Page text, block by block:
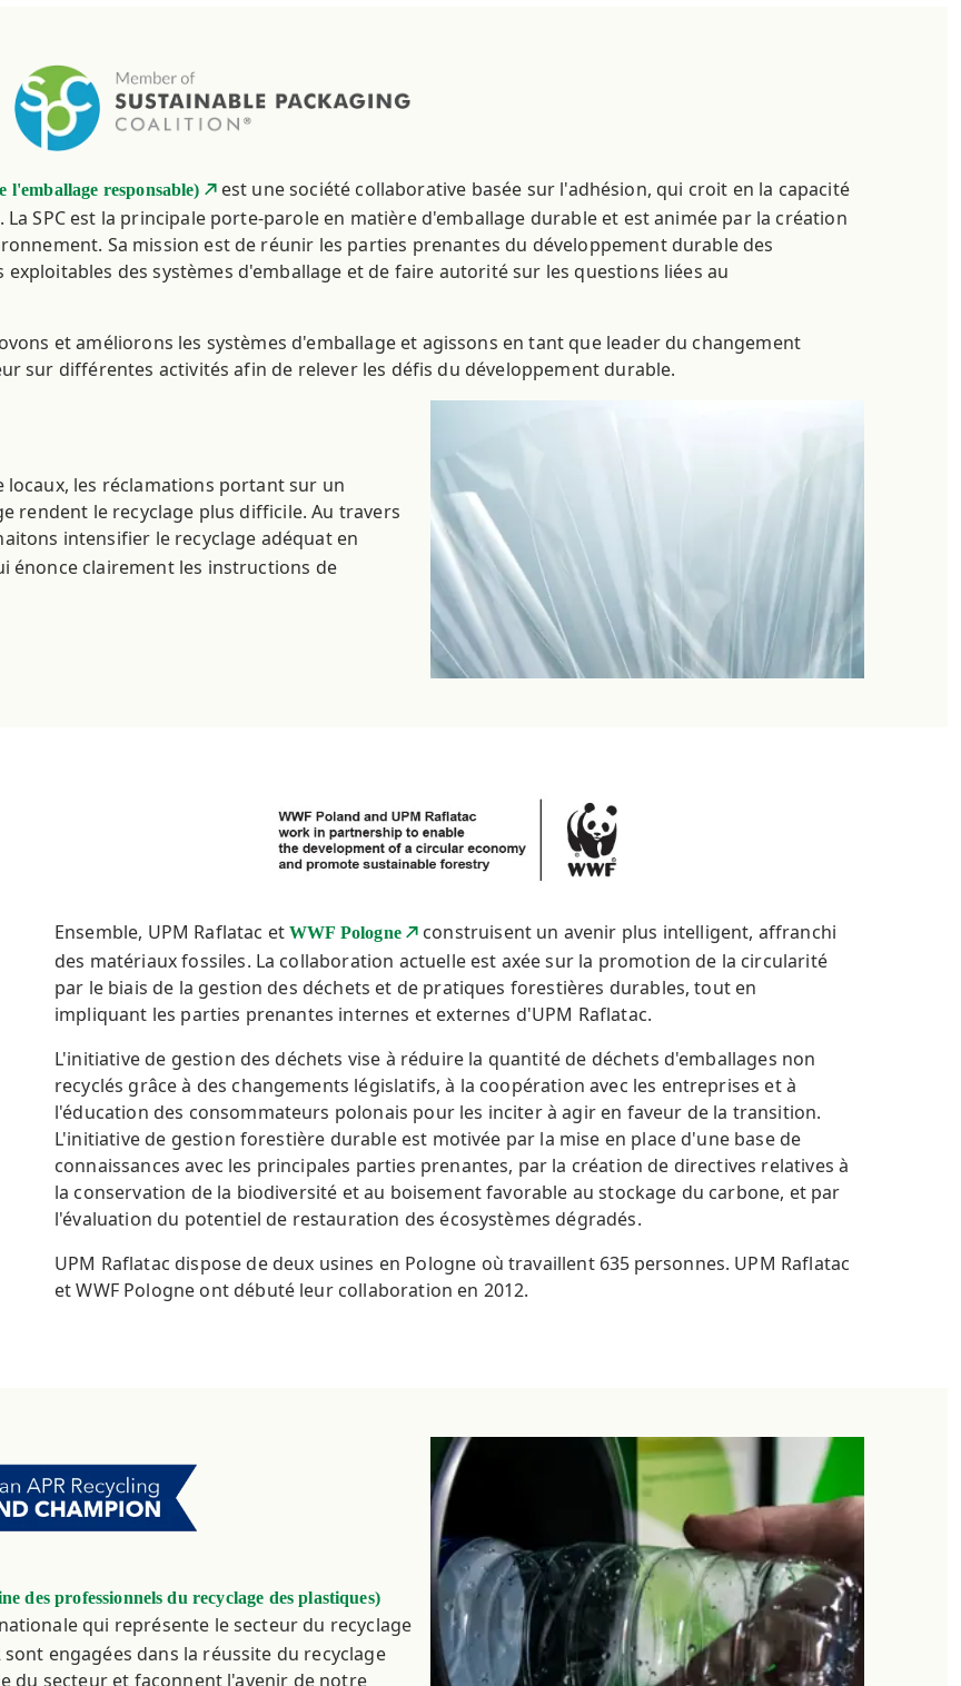
l'emballage responsable)
est une société collaborative basée sur l'adhésion, qui croit en la capacité
SPC est la principale porte-parole en matière d'emballage durable et est animée par la création
Sa mission est de réunir les parties prenantes du développement durable des
des systèmes d'emballage et de faire autorité sur les questions liées au
et améliorons les systèmes d'emballage et agissons en tant que leader du changement
sur différentes activités afin de relever les défis du développement durable.
les réclamations portant sur un
rendent le recyclage plus difficile. Au travers
intensifier le recyclage adéquat en
énonce clairement les instructions de
Ensemble, UPM Raflatac etWWF Pologne
construisent un avenir plus intelligent, affranchi
des matériaux fossiles. La collaboration actuelle est axée sur la promotion de la circularité
par le biais de la gestion des déchets et de pratiques forestières durables, tout en
impliquant les parties prenantes internes et externes d'UPM Raflatac.
L'initiative de gestion des déchets vise à réduire la quantité de déchets d'emballages non
recyclés grâce à des changements législatifs, à la coopération avec les entreprises et à
l'éducation des consommateurs polonais pour les inciter à agir en faveur de la transition.
L'initiative de gestion forestière durable est motivée par la mise en place d'une base de
connaissances avec les principales parties prenantes, par la création de directives relatives à
la conservation de la biodiversité et au boisement favorable au stockage du carbone, et par
l'évaluation du potentiel de restauration des écosystèmes dégradés.
UPM Raflatac dispose de deux usines en Pologne où travaillent 635 personnes. UPM Raflatac
et WWF Pologne ont débuté leur collaboration en 2012.
des professionnels du recyclage des plastiques)
qui représente le secteur du recyclage
engagées dans la réussite du recyclage
du secteur et façonnent l'avenir de notre